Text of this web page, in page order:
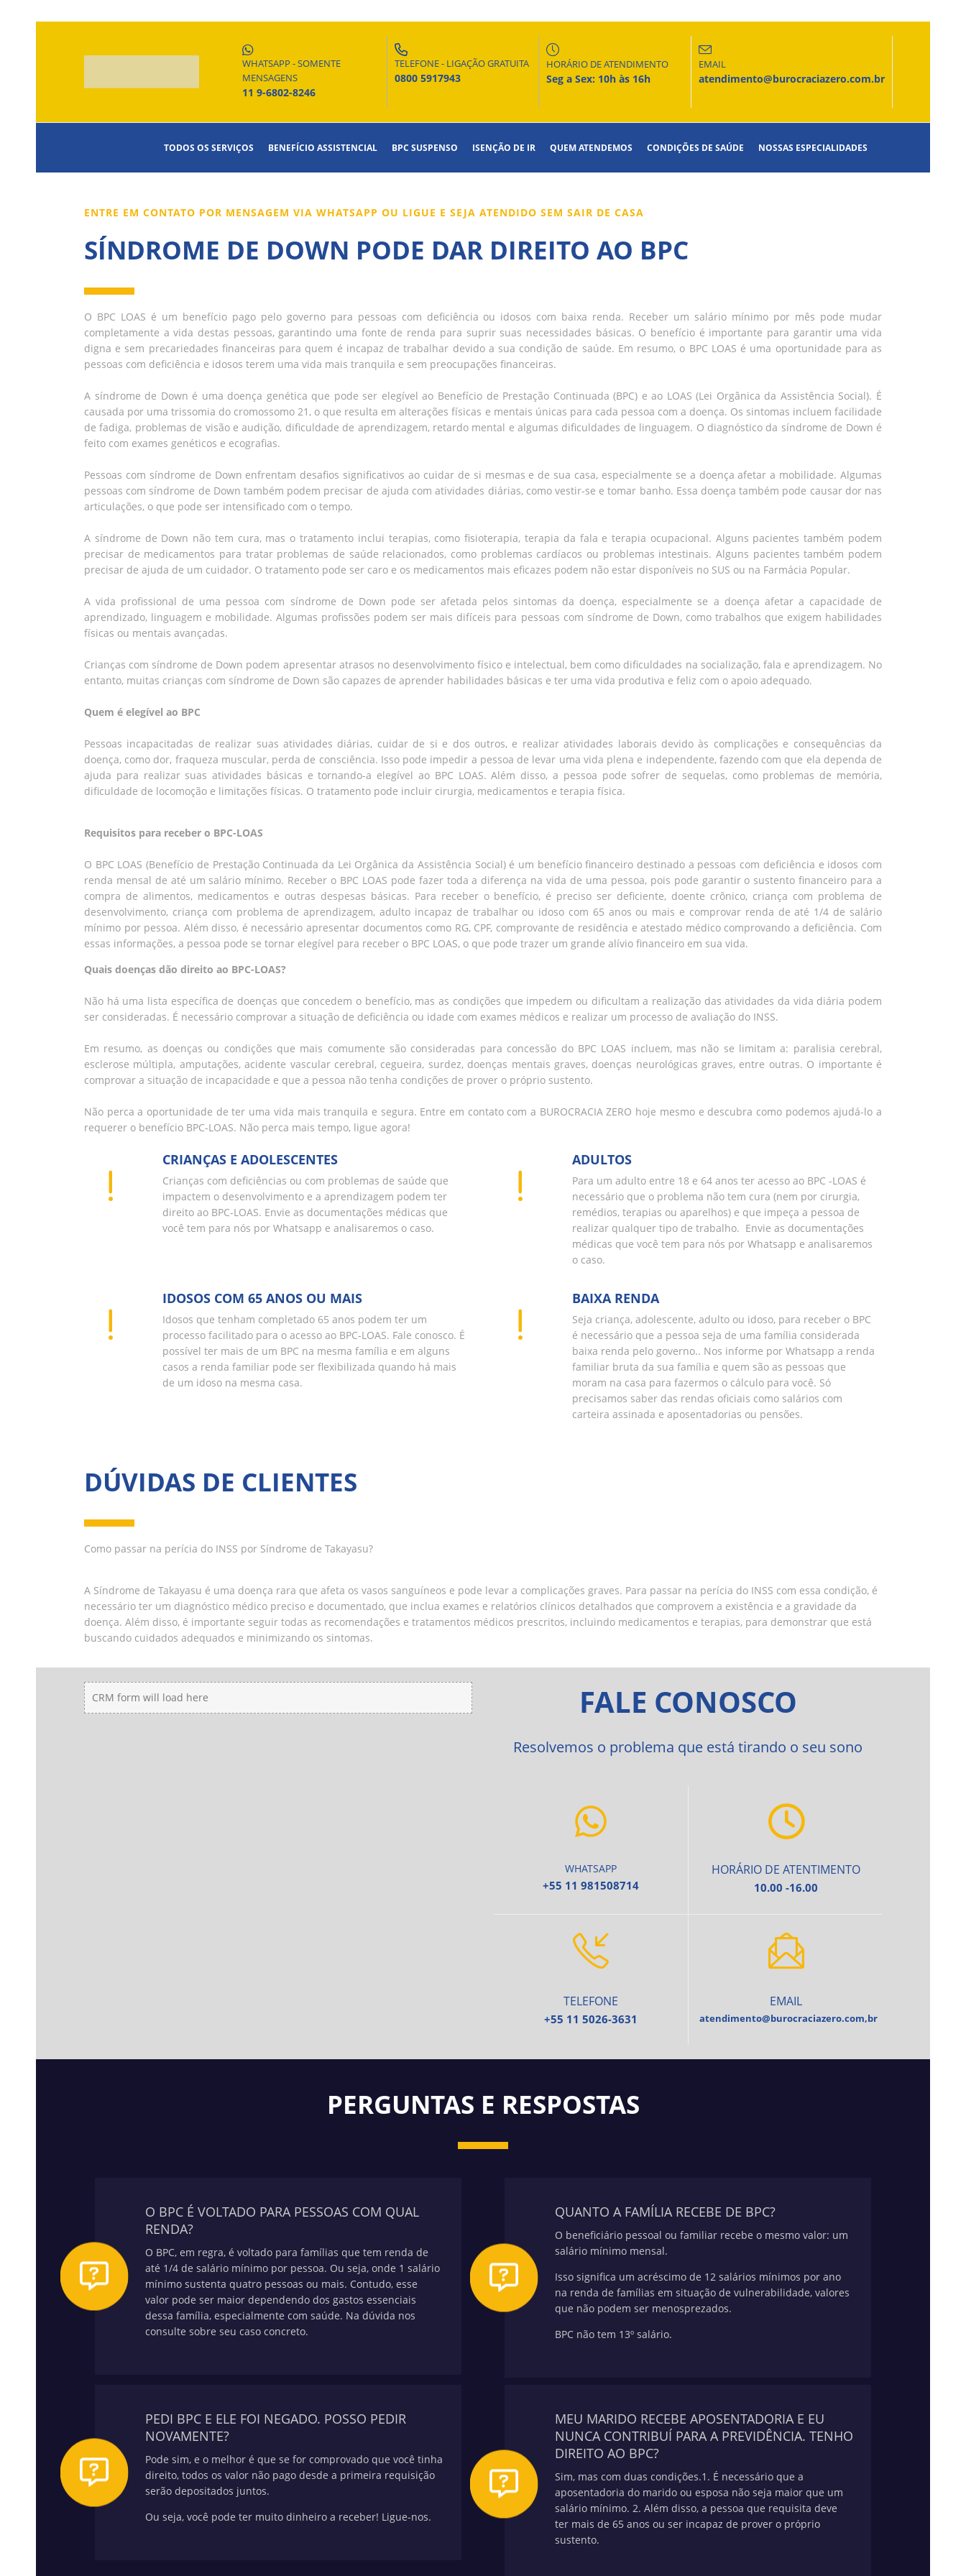
WHATSAPP - SOMENTE
MENSAGENS
11 9-6802-8246
TELEFONE - LIGAÇÃO GRATUITA
0800 5917943
HORÁRIO DE ATENDIMENTO
Seg a Sex: 10h às 16h
EMAIL
atendimento@burocraciazero.com.br
TODOS OS SERVIÇOS BENEFÍCIO ASSISTENCIAL BPC SUSPENSO ISENÇÃO DE IR QUEM ATENDEMOS CONDIÇÕES DE SAÚDE NOSSAS ESPECIALIDADES
ENTRE EM CONTATO POR MENSAGEM VIA WHATSAPP OU LIGUE E SEJA ATENDIDO SEM SAIR DE CASA
SÍNDROME DE DOWN PODE DAR DIREITO AO BPC
O BPC LOAS é um benefício pago pelo governo para pessoas com deficiência ou idosos com baixa renda. Receber um salário mínimo por mês pode mudar
completamente a vida destas pessoas, garantindo uma fonte de renda para suprir suas necessidades básicas. O benefício é importante para garantir uma vida
digna e sem precariedades financeiras para quem é incapaz de trabalhar devido a sua condição de saúde. Em resumo, o BPC LOAS é uma oportunidade para as
pessoas com deficiência e idosos terem uma vida mais tranquila e sem preocupações financeiras.
A síndrome de Down é uma doença genética que pode ser elegível ao Benefício de Prestação Continuada (BPC) e ao LOAS (Lei Orgânica da Assistência Social). É
causada por uma trissomia do cromossomo 21, o que resulta em alterações físicas e mentais únicas para cada pessoa com a doença. Os sintomas incluem facilidade
de fadiga, problemas de visão e audição, dificuldade de aprendizagem, retardo mental e algumas dificuldades de linguagem. O diagnóstico da síndrome de Down é
feito com exames genéticos e ecografias.
Pessoas com síndrome de Down enfrentam desafios significativos ao cuidar de si mesmas e de sua casa, especialmente se a doença afetar a mobilidade. Algumas
pessoas com síndrome de Down também podem precisar de ajuda com atividades diárias, como vestir-se e tomar banho. Essa doença também pode causar dor nas
articulações, o que pode ser intensificado com o tempo.
A síndrome de Down não tem cura, mas o tratamento inclui terapias, como fisioterapia, terapia da fala e terapia ocupacional. Alguns pacientes também podem
precisar de medicamentos para tratar problemas de saúde relacionados, como problemas cardíacos ou problemas intestinais. Alguns pacientes também podem
precisar de ajuda de um cuidador. O tratamento pode ser caro e os medicamentos mais eficazes podem não estar disponíveis no SUS ou na Farmácia Popular.
A vida profissional de uma pessoa com síndrome de Down pode ser afetada pelos sintomas da doença, especialmente se a doença afetar a capacidade de
aprendizado, linguagem e mobilidade. Algumas profissões podem ser mais difíceis para pessoas com síndrome de Down, como trabalhos que exigem habilidades
físicas ou mentais avançadas.
Crianças com síndrome de Down podem apresentar atrasos no desenvolvimento físico e intelectual, bem como dificuldades na socialização, fala e aprendizagem. No
entanto, muitas crianças com síndrome de Down são capazes de aprender habilidades básicas e ter uma vida produtiva e feliz com o apoio adequado.
Quem é elegível ao BPC
Pessoas incapacitadas de realizar suas atividades diárias, cuidar de si e dos outros, e realizar atividades laborais devido às complicações e consequências da
doença, como dor, fraqueza muscular, perda de consciência. Isso pode impedir a pessoa de levar uma vida plena e independente, fazendo com que ela dependa de
ajuda para realizar suas atividades básicas e tornando-a elegível ao BPC LOAS. Além disso, a pessoa pode sofrer de sequelas, como problemas de memória,
dificuldade de locomoção e limitações físicas. O tratamento pode incluir cirurgia, medicamentos e terapia física.
Requisitos para receber o BPC-LOAS
O BPC LOAS (Benefício de Prestação Continuada da Lei Orgânica da Assistência Social) é um benefício financeiro destinado a pessoas com deficiência e idosos com
renda mensal de até um salário mínimo. Receber o BPC LOAS pode fazer toda a diferença na vida de uma pessoa, pois pode garantir o sustento financeiro para a
compra de alimentos, medicamentos e outras despesas básicas. Para receber o benefício, é preciso ser deficiente, doente crônico, criança com problema de
desenvolvimento, criança com problema de aprendizagem, adulto incapaz de trabalhar ou idoso com 65 anos ou mais e comprovar renda de até 1/4 de salário
mínimo por pessoa. Além disso, é necessário apresentar documentos como RG, CPF, comprovante de residência e atestado médico comprovando a deficiência. Com
essas informações, a pessoa pode se tornar elegível para receber o BPC LOAS, o que pode trazer um grande alívio financeiro em sua vida.
Quais doenças dão direito ao BPC-LOAS?
Não há uma lista específica de doenças que concedem o benefício, mas as condições que impedem ou dificultam a realização das atividades da vida diária podem
ser consideradas. É necessário comprovar a situação de deficiência ou idade com exames médicos e realizar um processo de avaliação do INSS.
Em resumo, as doenças ou condições que mais comumente são consideradas para concessão do BPC LOAS incluem, mas não se limitam a: paralisia cerebral,
esclerose múltipla, amputações, acidente vascular cerebral, cegueira, surdez, doenças mentais graves, doenças neurológicas graves, entre outras. O importante é
comprovar a situação de incapacidade e que a pessoa não tenha condições de prover o próprio sustento.
Não perca a oportunidade de ter uma vida mais tranquila e segura. Entre em contato com a BUROCRACIA ZERO hoje mesmo e descubra como podemos ajudá-lo a
requerer o benefício BPC-LOAS. Não perca mais tempo, ligue agora!
CRIANÇAS E ADOLESCENTES
Crianças com deficiências ou com problemas de saúde que
impactem o desenvolvimento e a aprendizagem podem ter
direito ao BPC-LOAS. Envie as documentações médicas que
você tem para nós por Whatsapp e analisaremos o caso.
ADULTOS
Para um adulto entre 18 e 64 anos ter acesso ao BPC -LOAS é
necessário que o problema não tem cura (nem por cirurgia,
remédios, terapias ou aparelhos) e que impeça a pessoa de
realizar qualquer tipo de trabalho. Envie as documentações
médicas que você tem para nós por Whatsapp e analisaremos
o caso.
IDOSOS COM 65 ANOS OU MAIS
Idosos que tenham completado 65 anos podem ter um
processo facilitado para o acesso ao BPC-LOAS. Fale conosco. É
possível ter mais de um BPC na mesma família e em alguns
casos a renda familiar pode ser flexibilizada quando há mais
de um idoso na mesma casa.
BAIXA RENDA
Seja criança, adolescente, adulto ou idoso, para receber o BPC
é necessário que a pessoa seja de uma família considerada
baixa renda pelo governo.. Nos informe por Whatsapp a renda
familiar bruta da sua família e quem são as pessoas que
moram na casa para fazermos o cálculo para você. Só
precisamos saber das rendas oficiais como salários com
carteira assinada e aposentadorias ou pensões.
DÚVIDAS DE CLIENTES
Como passar na perícia do INSS por Síndrome de Takayasu?
A Síndrome de Takayasu é uma doença rara que afeta os vasos sanguíneos e pode levar a complicações graves. Para passar na perícia do INSS com essa condição, é
necessário ter um diagnóstico médico preciso e documentado, que inclua exames e relatórios clínicos detalhados que comprovem a existência e a gravidade da
doença. Além disso, é importante seguir todas as recomendações e tratamentos médicos prescritos, incluindo medicamentos e terapias, para demonstrar que está
buscando cuidados adequados e minimizando os sintomas.
CRM form will load here FALE CONOSCO
Resolvemos o problema que está tirando o seu sono
WHATSAPP
+55 11 981508714
HORÁRIO DE ATENTIMENTO
10.00 -16.00
TELEFONE
+55 11 5026-3631
EMAIL
atendimento@burocraciazero.com,br
PERGUNTAS E RESPOSTAS
O BPC É VOLTADO PARA PESSOAS COM QUAL
RENDA?
O BPC, em regra, é voltado para famílias que tem renda de
até 1/4 de salário mínimo por pessoa. Ou seja, onde 1 salário
mínimo sustenta quatro pessoas ou mais. Contudo, esse
valor pode ser maior dependendo dos gastos essenciais
dessa família, especialmente com saúde. Na dúvida nos
consulte sobre seu caso concreto.
QUANTO A FAMÍLIA RECEBE DE BPC?
O beneficiário pessoal ou familiar recebe o mesmo valor: um
salário mínimo mensal.
Isso significa um acréscimo de 12 salários mínimos por ano
na renda de famílias em situação de vulnerabilidade, valores
que não podem ser menosprezados.
BPC não tem 13º salário.
PEDI BPC E ELE FOI NEGADO. POSSO PEDIR
NOVAMENTE?
Pode sim, e o melhor é que se for comprovado que você tinha
direito, todos os valor não pago desde a primeira requisição
serão depositados juntos.
Ou seja, você pode ter muito dinheiro a receber! Ligue-nos.
MEU MARIDO RECEBE APOSENTADORIA E EU
NUNCA CONTRIBUÍ PARA A PREVIDÊNCIA. TENHO
DIREITO AO BPC?
Sim, mas com duas condições.1. É necessário que a
aposentadoria do marido ou esposa não seja maior que um
salário mínimo. 2. Além disso, a pessoa que requisita deve
ter mais de 65 anos ou ser incapaz de prover o próprio
sustento.